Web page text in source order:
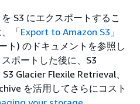
S3 にエクスポートするこ
「Export to Amazon S3 」
ト) のドキュメントを参照し
ポートした後に、S3
Glacier Flexile Retrieval、
を活用してさらにコスト